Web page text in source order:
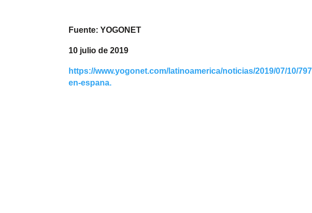
Fuente: YOGONET
10 julio de 2019
https://www.yogonet.com/latinoamerica/noticias/2019/07/10/
en-espana.